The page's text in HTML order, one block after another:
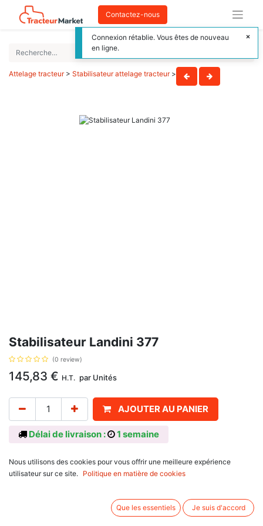
Contactez-nous
Attelage tracteur> Stabilisateur attelage tracteur>
Stabilisateur Landini 377
(0 review)
145,83 € H.T. par Unités
AJOUTER AU PANIER
Délai de livraison : 1 semaine
Référence d'origine: 3533205M91
Informations complémentaires:
Landini: 5860, 6060, 6860, 68CV, 5860, 6860, 7860, 5865, 6865, 7860,
5870, 6070, 6870, 6880, 6880VM, Atlantis 70, Atlantis 75, Atlas 70, Atlas
Nous utilisons des cookies pour vous offrir une meilleure expérience
utilisateur sur ce site.
Politique en matière de cookies
Que les essentiels Je suis d'accord
Connexion rétablie. Vous êtes de nouveau
en ligne.